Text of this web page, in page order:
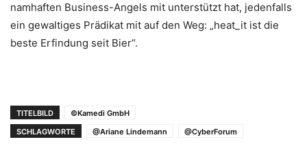
namhaften Business-Angels mit unterstützt hat, jedenfalls
ein gewaltiges Prädikat mit auf den Weg: „heat_it ist die
beste Erfindung seit Bier“.
TITELBILD
©Kamedi GmbH
SCHLAGWORTE
@Ariane Lindemann @CyberForum